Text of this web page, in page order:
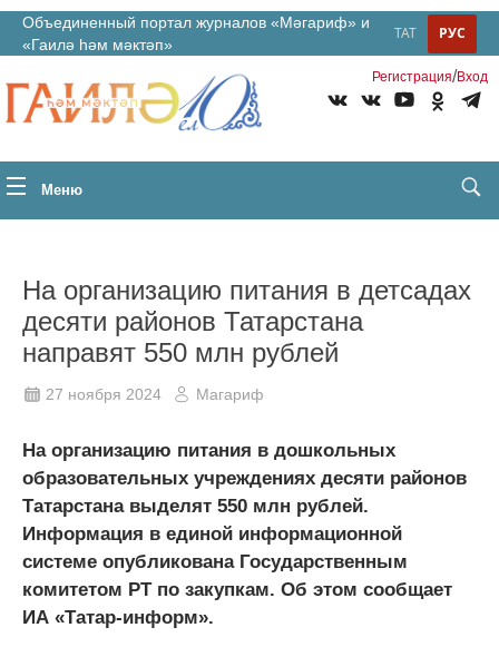
Объединенный портал журналов «Мәгариф» и
«Гаилә һәм мәктәп»
РУС
ТАТ
Регистрация/Вход
Меню
На организацию питания в детсадах
десяти районов Татарстана
направят 550 млн рублей
27 ноября 2024 Магариф
На организацию питания в дошкольных
образовательных учреждениях десяти районов
Татарстана выделят 550 млн рублей.
Информация в единой информационной
системе опубликована Государственным
комитетом РТ по закупкам. Об этом сообщает
ИА «Татар-информ».